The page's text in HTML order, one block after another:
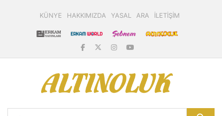
KÜNYE HAKKIMIZDA YASAL ARA İLETİŞİM